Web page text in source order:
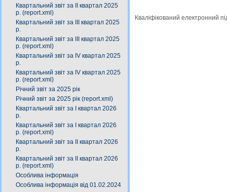
Квартальний звіт за ІІ квартал 2025
р. (report.xml)
Квартальний звіт за ІIІ квартал 2025
р.
Квартальний звіт за ІІІ квартал 2025
р. (report.xml)
Квартальний звіт за ІV квартал 2025
р.
Квартальний звіт за ІV квартал 2025
р. (report.xml)
Річний звіт за 2025 рік
Річний звіт за 2025 рік (report.xml)
Квартальний звіт за І квартал 2026
р.
Квартальний звіт за І квартал 2026
р. (report.xml)
Квартальний звіт за ІІ квартал 2026
р.
Квартальний звіт за ІІ квартал 2026
р. (report.xml)
Особлива інформація
Особлива інформація від 01.02.2024
Кваліфікований електронний